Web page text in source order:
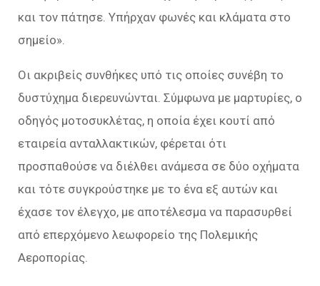
και τον πάτησε. Υπήρχαν φωνές και κλάματα στο
σημείο».
Οι ακριβείς συνθήκες υπό τις οποίες συνέβη το
δυστύχημα διερευνώνται. Σύμφωνα με μαρτυρίες, ο
οδηγός μοτοσυκλέτας, η οποία έχει κουτί από
εταιρεία ανταλλακτικών, φέρεται ότι
προσπαθούσε να διέλθει ανάμεσα σε δύο οχήματα
και τότε συγκρούστηκε με το ένα εξ αυτών και
έχασε τον έλεγχο, με αποτέλεσμα να παρασυρθεί
από επερχόμενο λεωφορείο της Πολεμικής
Αεροπορίας.